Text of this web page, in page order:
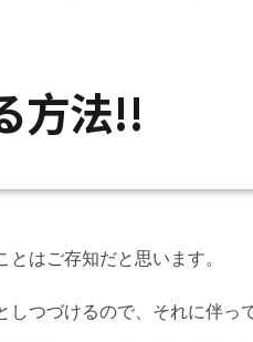
方法!!
はご存知だと思います。
つづけるので、それに伴っ